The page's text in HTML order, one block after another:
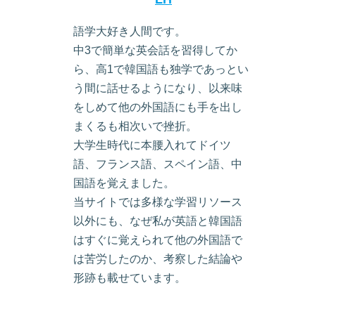
語学大好き人間です。
中3で簡単な英会話を習得してか
ら、高1で韓国語も独学であっとい
う間に話せるようになり、以来味
をしめて他の外国語にも手を出し
まくるも相次いで挫折。
大学生時代に本腰入れてドイツ
語、フランス語、スペイン語、中
国語を覚えました。
当サイトでは多様な学習リソース
以外にも、なぜ私が英語と韓国語
はすぐに覚えられて他の外国語で
は苦労したのか、考察した結論や
形跡も載せています。